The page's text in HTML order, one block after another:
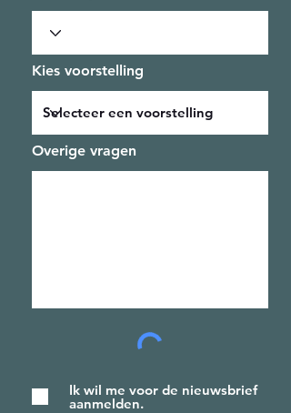
Kies voorstelling
Overige vragen
Ik wil me voor de nieuwsbrief
aanmelden.